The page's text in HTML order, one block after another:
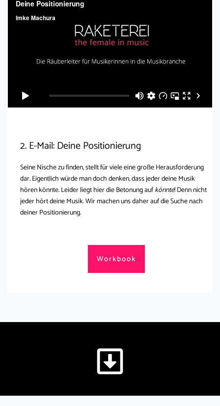
2. E-Mail: Deine Positionierung
Seine Nische zu finden, stellt für viele eine große Herausforderung
dar. Eigentlich würde man doch denken, dass jeder deine Musik
hören könnte. Leider liegt hier die Betonung aufkönnte! Denn nicht
jeder hört deine Musik. Wir machen uns daher auf die Suche nach
deiner Positionierung.
Workbook